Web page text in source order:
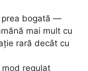
prea bogată —
mai mult cu
rară decât cu
regulat